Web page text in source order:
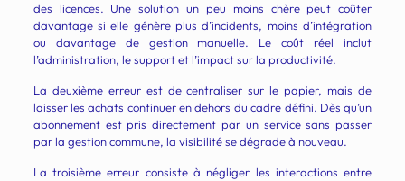
des licences. Une solution un peu moins chère peut coûter
davantage si elle génère plus d’incidents, moins d’intégration
ou davantage de gestion manuelle. Le coût réel inclut
l’administration, le support et l’impact sur la productivité.
La deuxième erreur est de centraliser sur le papier, mais de
laisser les achats continuer en dehors du cadre défini. Dès qu’un
abonnement est pris directement par un service sans passer
par la gestion commune, la visibilité se dégrade à nouveau.
La troisième erreur consiste à négliger les interactions entre